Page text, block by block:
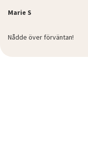
Marie S
Nådde över förväntan!